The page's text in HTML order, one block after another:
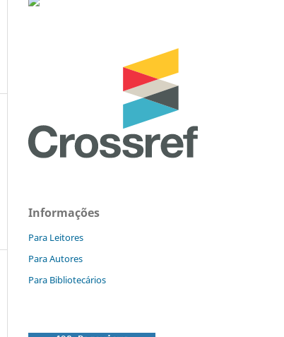
Informações
Para Leitores
Para Autores
Para Bibliotecários